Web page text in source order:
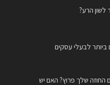
לשון הרע?
ביותר לבעלי עסקים
החוזה שלך פרוץ? האם יש